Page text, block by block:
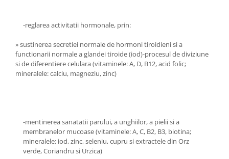
Sistemul respirator
Spasme digestive
Splina si pancreas
Surmenaj școlar
Tensiunea arteriala
-reglarea activitatii hormonale, prin:
» sustinerea secretiei normale de hormoni tiroidieni si a
functionarii normale a glandei tiroide (iod)-procesul de diviziune
si de diferentiere celulara (vitaminele: A, D, B12, acid folic;
mineralele: calciu, magneziu, zinc)
-mentinerea sanatatii parului, a unghiilor, a pielii si a
membranelor mucoase (vitaminele: A, C, B2, B3, biotina;
mineralele: iod, zinc, seleniu, cupru si extractele din Orz
verde, Coriandru si Urzica)